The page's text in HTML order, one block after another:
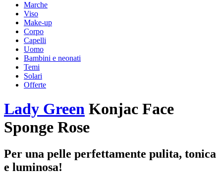
Marche
Viso
Make-up
Corpo
Capelli
Uomo
Bambini e neonati
Temi
Solari
Offerte
Lady Green Konjac Face
Sponge Rose
Per una pelle perfettamente pulita, tonica
e luminosa!